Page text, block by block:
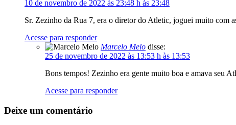
10 de novembro de 2022 às 23:48 h às 23:48
Sr. Zezinho da Rua 7, era o diretor do Atletic, joguei muito com
Acesse para responder
Marcelo Melo disse:
25 de novembro de 2022 às 13:53 h às 13:53
Bons tempos! Zezinho era gente muito boa e amava seu
Acesse para responder
Deixe um comentário